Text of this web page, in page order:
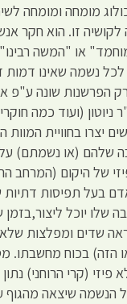
מומחה ומומחה
זו. הוא חקר
או "המשה
לכל נשמה שאינו
הפרשנות שונה ע"פ
(ועוד כמה
יצרו בחוויית המוות
שלהם (או נשמתם)
של היקום (המרחב
בעל תפיסות
שלו יוכל
שדים ומפלצות
הזה) בכוח מחשבתו.
פיזי (קרי הרוחני)
הנשמה שיצאה מהגוף